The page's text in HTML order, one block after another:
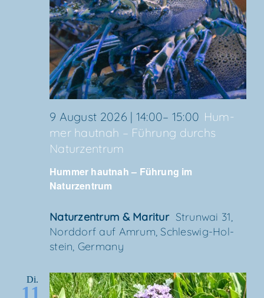
Hum­mer haut­nah – Füh­rung im
Naturzentrum
9 August 2026 | 14:00– 15:00 Hum­
mer haut­nah – Füh­rung durchs
Naturzentrum
Natur­zen­trum & Maritur Strun­wai 31,
Nord­dorf auf Amrum, Schles­wig-Hol­
stein, Germany
Di.
11